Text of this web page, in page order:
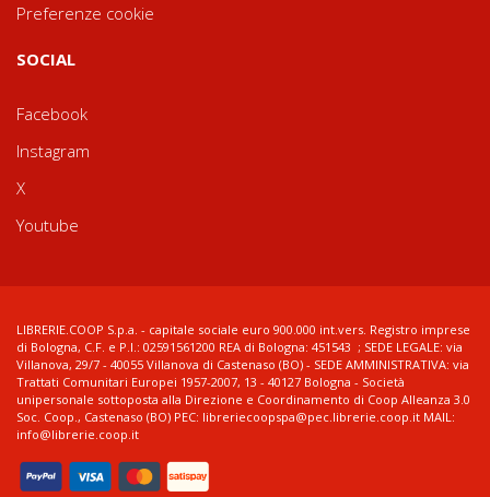
Preferenze cookie
SOCIAL
Facebook
Instagram
X
Youtube
LIBRERIE.COOP S.p.a. - capitale sociale euro 900.000 int.vers. Registro imprese
di Bologna, C.F. e P.I.: 02591561200 REA di Bologna: 451543 ; SEDE LEGALE: via
Villanova, 29/7 - 40055 Villanova di Castenaso (BO) - SEDE AMMINISTRATIVA: via
Trattati Comunitari Europei 1957-2007, 13 - 40127 Bologna - Società
unipersonale sottoposta alla Direzione e Coordinamento di Coop Alleanza 3.0
Soc. Coop., Castenaso (BO) PEC: libreriecoopspa@pec.librerie.coop.it MAIL:
info@librerie.coop.it